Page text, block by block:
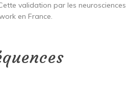
validation par les neurosciences
en France.